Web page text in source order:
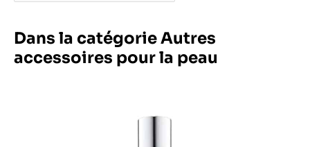
Dans la catégorie Autres
accessoires pour la peau